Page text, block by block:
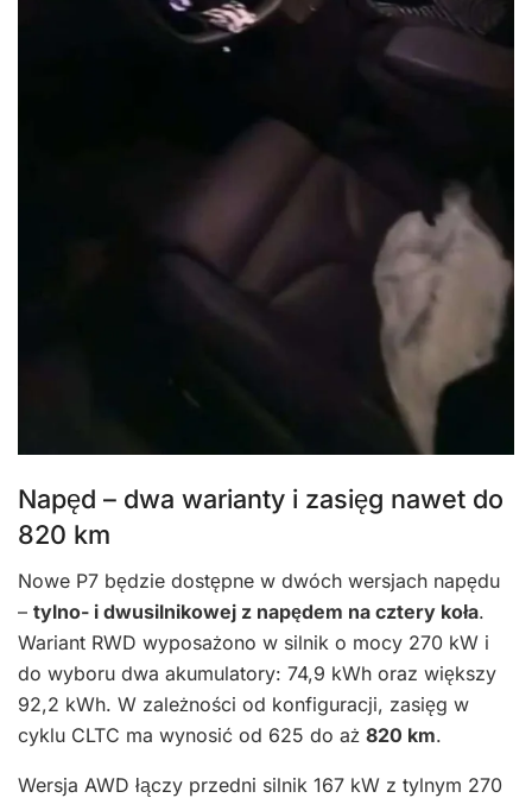
Napęd – dwa warianty i zasięg nawet do
820 km
Nowe P7 będzie dostępne w dwóch wersjach napędu
– tylno- i dwusilnikowej z napędem na cztery koła.
Wariant RWD wyposażono w silnik o mocy 270 kW i
do wyboru dwa akumulatory: 74,9 kWh oraz większy
92,2 kWh. W zależności od konfiguracji, zasięg w
cyklu CLTC ma wynosić od 625 do aż 820 km.
Wersja AWD łączy przedni silnik 167 kW z tylnym 270